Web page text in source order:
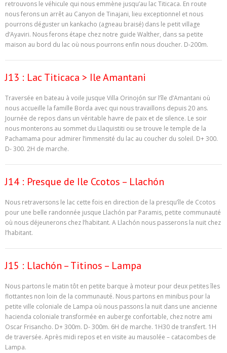
retrouvons le véhicule qui nous emmène jusqu’au lac Titicaca. En route
nous ferons un arrêt au Canyon de Tinajani, lieu exceptionnel et nous
pourrons déguster un kankacho (agneau braisé) dans le petit village
d’Ayaviri. Nous ferons étape chez notre guide Walther, dans sa petite
maison au bord du lac où nous pourrons enfin nous doucher. D-200m.
J13 : Lac Titicaca > Ile Amantani
Traversée en bateau à voile jusque Villa Orinojón sur l’île d’Amantani où
nous accueille la famille Borda avec qui nous travaillons depuis 20 ans.
Journée de repos dans un véritable havre de paix et de silence. Le soir
nous monterons au sommet du Llaquistiti ou se trouve le temple de la
Pachamama pour admirer l’immensité du lac au coucher du soleil. D+ 300.
D- 300. 2H de marche.
J14 : Presque de Ile Ccotos – Llachón
Nous retraversons le lac cette fois en direction de la presqu’île de Ccotos
pour une belle randonnée jusque Llachón par Paramis, petite communauté
où nous déjeunerons chez l’habitant. A Llachón nous passerons la nuit chez
l’habitant.
J15 : Llachón – Titinos – Lampa
Nous partons le matin tôt en petite barque à moteur pour deux petites îles
flottantes non loin de la communauté. Nous partons en minibus pour la
petite ville coloniale de Lampa où nous passons la nuit dans une ancienne
hacienda coloniale transformée en auberge confortable, chez notre ami
Oscar Frisancho. D+ 300m. D- 300m. 6H de marche. 1H30 de transfert. 1H
de traversée. Après midi repos et en visite au mausolée – catacombes de
Lampa.